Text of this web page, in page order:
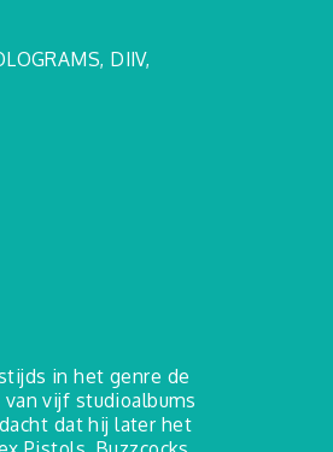
DIIV,
in het genre de
vijf studioalbums
dat hij later het